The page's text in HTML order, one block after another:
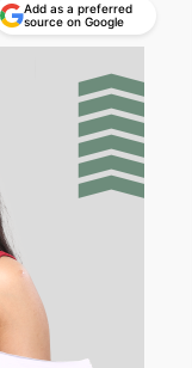
Add as a preferred
source on Google